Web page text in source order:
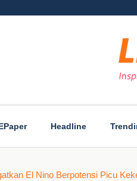
Headline
El Nino Berpotensi Picu